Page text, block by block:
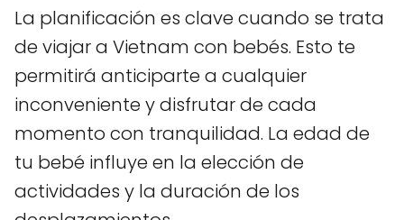
La planificación es clave cuando se trata
de viajar a Vietnam con bebés. Esto te
permitirá anticiparte a cualquier
inconveniente y disfrutar de cada
momento con tranquilidad. La edad de
tu bebé influye en la elección de
actividades y la duración de los